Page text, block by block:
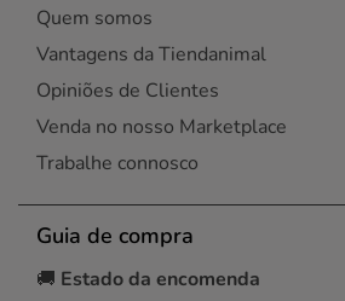
Quem somos
Vantagens da Tiendanimal
Opiniões de Clientes
Venda no nosso Marketplace
Trabalhe connosco
Guia de compra
🚚 Estado da encomenda